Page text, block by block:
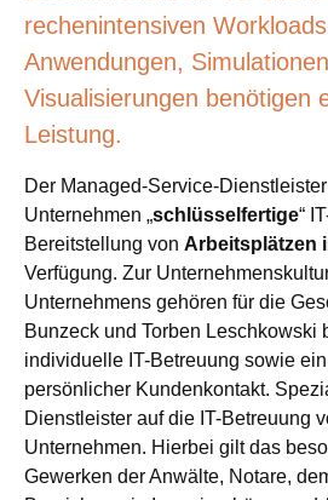
rechenintensiven
Anwendungen,
Visualisierungen benötigen
Leistung.
Der Managed-Service-
Unternehmen „schlüsselfertige“
Bereitstellung von Arbeitsplätzen
Verfügung. Zur
Unternehmens gehören für die
Bunzeck und Torben Leschkowski
individuelle IT-Betreuung sowie
persönlicher Kundenkontakt.
Dienstleister auf die IT-Betreuung
Unternehmen. Hierbei gilt das
Gewerken der Anwälte, Notare,